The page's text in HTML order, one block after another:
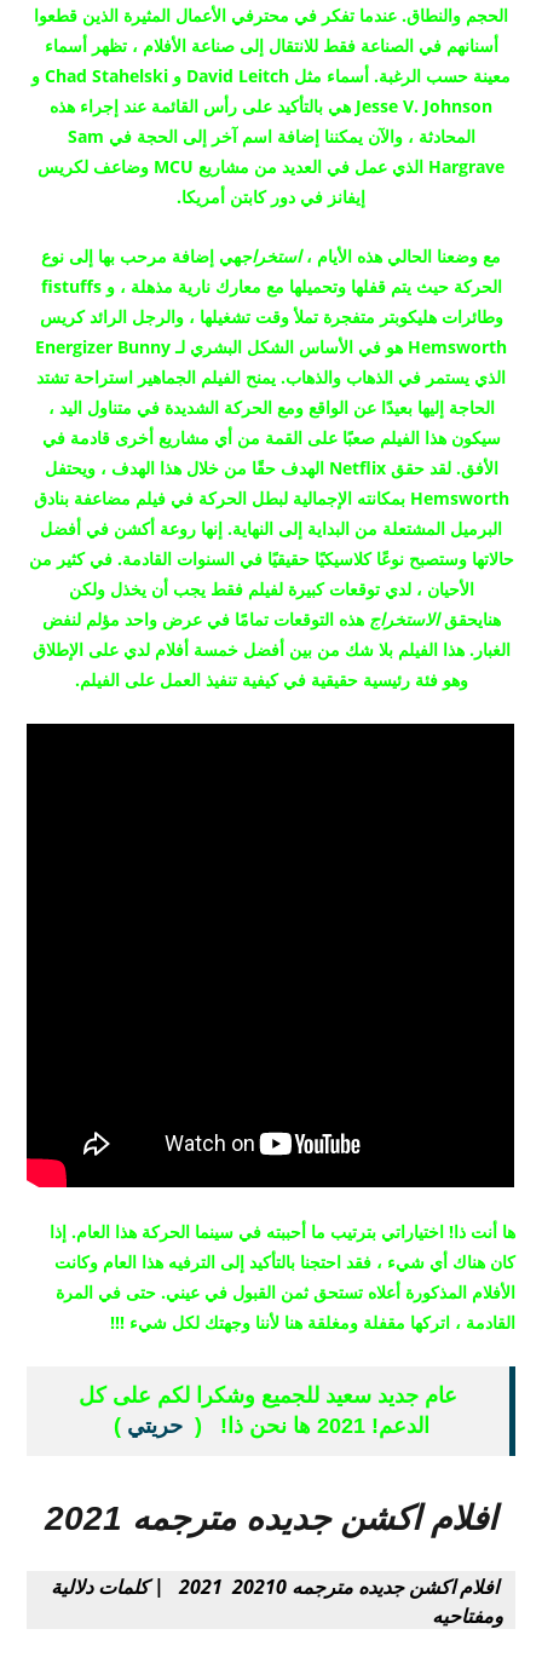
الحجم والنطاق. عندما تفكر في محترفي الأعمال المثيرة الذين قطعوا
أسنانهم في الصناعة فقط للانتقال إلى صناعة الأفلام ، تظهر أسماء
معينة حسب الرغبة.
أسماء مثل David Leitch و Chad Stahelski و
Jesse V. Johnson هي بالتأكيد على رأس القائمة عند إجراء هذه
المحادثة ، والآن يمكننا إضافة اسم آخر إلى الحجة في Sam
Hargrave الذي عمل في العديد من مشاريع MCU وضاعف لكريس
إيفانز في دور كابتن أمريكا.
مع وضعنا الحالي هذه الأيام ،استخراجهي إضافة مرحب بها إلى نوع
الحركة حيث يتم قفلها وتحميلها مع معارك نارية مذهلة ، و fistuffs
وطائرات هليكوبتر متفجرة تملأ وقت تشغيلها ، والرجل الرائد كريس
Hemsworth هو في الأساس الشكل البشري لـ Energizer Bunny
الذي يستمر في الذهاب والذهاب. يمنح الفيلم الجماهير استراحة تشتد
الحاجة إليها بعيدًا عن الواقع ومع الحركة الشديدة في متناول اليد ،
سيكون هذا الفيلم صعبًا على القمة من أي مشاريع أخرى قادمة في
الأفق.
لقد حقق Netflix الهدف حقًا من خلال هذا الهدف ، ويحتفل
Hemsworth بمكانته الإجمالية لبطل الحركة في فيلم مضاعفة بنادق
البرميل المشتعلة من البداية إلى النهاية. إنها روعة أكشن في أفضل
حالاتها وستصبح نوعًا كلاسيكيًا حقيقيًا في السنوات القادمة.في كثير من
الأحيان ، لدي توقعات كبيرة لفيلم فقط يجب أن يخذل ولكن
هنايحققالاستخراج هذه التوقعات تمامًا في عرض واحد مؤلم لنفض
الغبار.هذا الفيلم بلا شك من بين أفضل خمسة أفلام لدي على الإطلاق
وهو فئة رئيسية حقيقية في كيفية تنفيذ العمل على الفيلم.
ها أنت ذا!اختياراتي بترتيب ما أحببته في سينما الحركة هذا العام.إذا
كان هناك أي شيء ، فقد احتجنا بالتأكيد إلى الترفيه هذا العام وكانت
الأفلام المذكورة أعلاه تستحق ثمن القبول في عيني.حتى في المرة
القادمة ، اتركها مقفلة ومغلقة هنا لأننا وجهتك لكل شيء !!!
عام جديد سعيد للجميع وشكرا لكم على كل
الدعم!2021 ها نحن ذا! ( حريتي)
افلام اكشن جديده مترجمه 2021
افلام اكشن جديده مترجمه 20210 2021 |
كلمات دلالية
ومفتاحيه